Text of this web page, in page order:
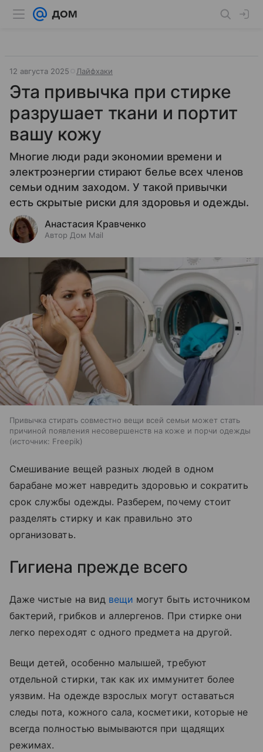
12 августа 2025 Лайфхаки
Эта привычка при стирке
разрушает ткани и портит
вашу кожу
Многие люди ради экономии времени и
электроэнергии стирают белье всех членов
семьи одним заходом. У такой привычки
есть скрытые риски для здоровья и одежды.
Анастасия Кравченко
Автор Дом Mail
Привычка стирать совместно вещи всей семьи может стать
причиной появления несовершенств на коже и порчи одежды
источник: Freepik
Смешивание вещей разных людей в одном
барабане может навредить здоровью и сократить
срок службы одежды. Разберем, почему стоит
разделять стирку и как правильно это
организовать.
Гигиена прежде всего
Даже чистые на вид вещи могут быть источником
бактерий, грибков и аллергенов. При стирке они
легко переходят с одного предмета на другой.
Вещи детей, особенно малышей, требуют
отдельной стирки, так как их иммунитет более
уязвим. На одежде взрослых могут оставаться
следы пота, кожного сала, косметики, которые не
всегда полностью вымываются при щадящих
режимах.